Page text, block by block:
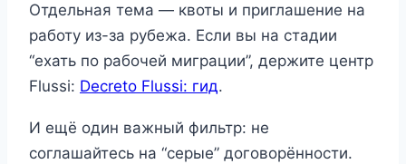
Отдельная тема — квоты и приглашение на
работу из-за рубежа. Если вы на стадии
“ехать по рабочей миграции”, держите центр
Flussi: Decreto Flussi: гид.
И ещё один важный фильтр: не
соглашайтесь на “серые” договорённости.